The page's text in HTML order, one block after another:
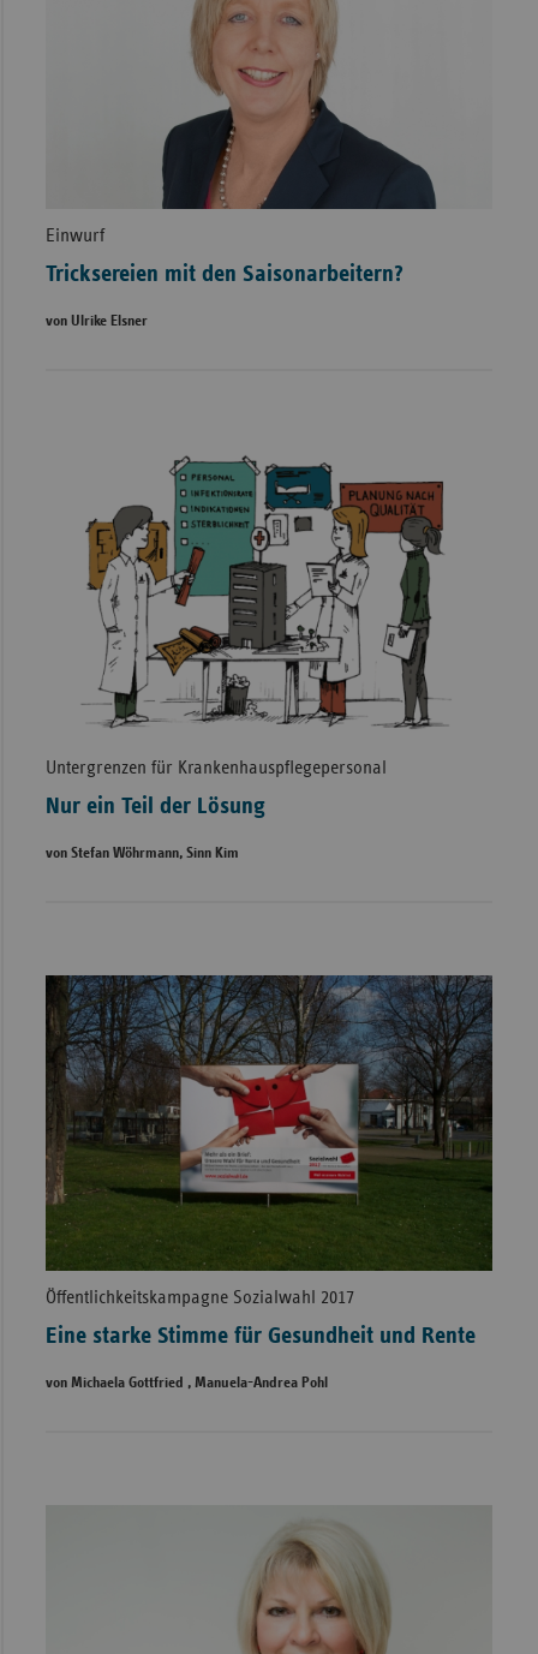
Einwurf
Tricksereien mit den Saisonarbeitern?
von Ulrike Elsner
Untergrenzen für Krankenhauspflegepersonal
Nur ein Teil der Lösung
von Stefan Wöhrmann, Sinn Kim
Öffentlichkeitskampagne Sozialwahl 2017
Eine starke Stimme für Gesundheit und Rente
von Michaela Gottfried , Manuela-Andrea Pohl